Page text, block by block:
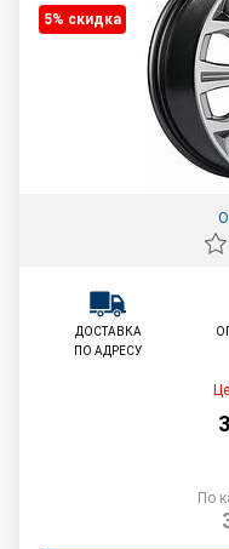
5% cкидка
ДОСТАВКА
ПО АДРЕСУ
По